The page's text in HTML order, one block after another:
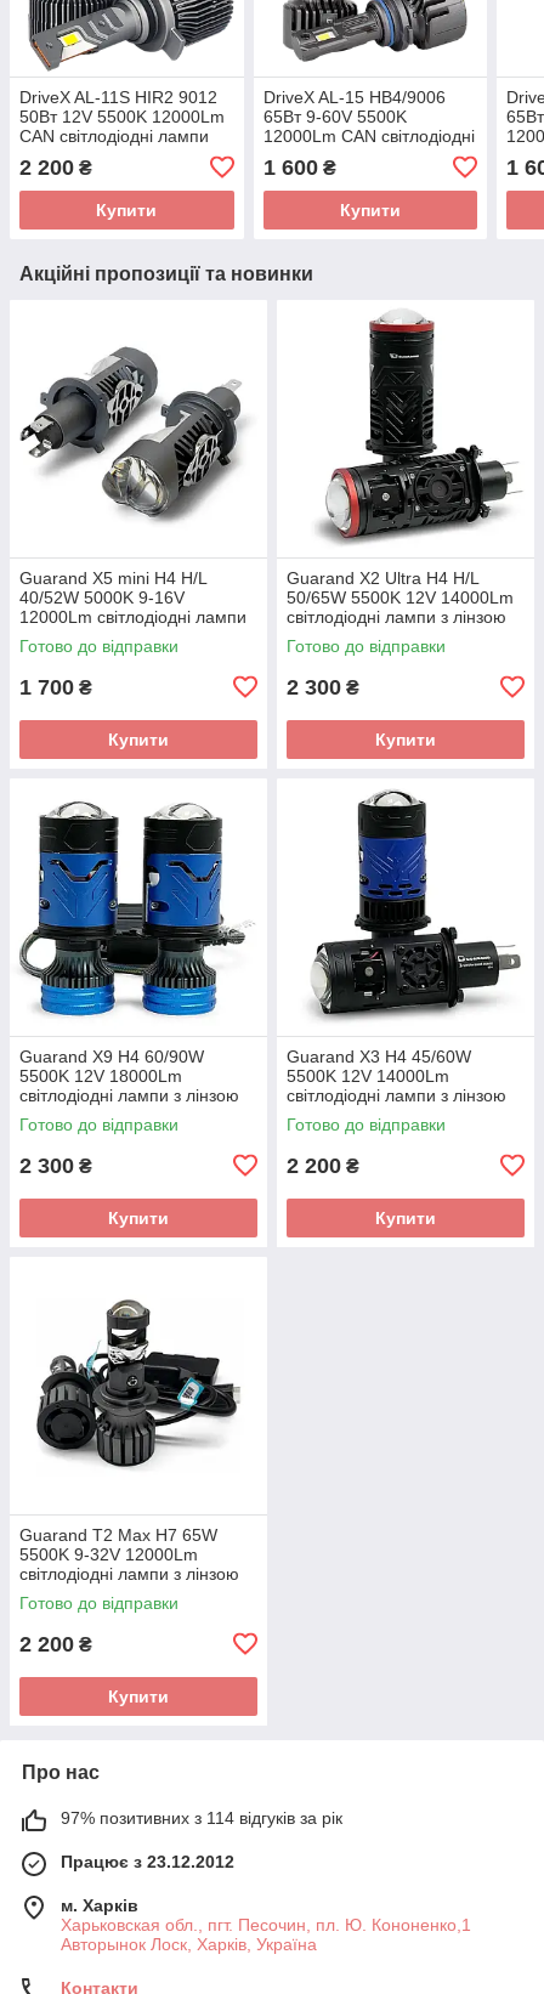
DriveX AL-11S HIR2 9012
50Вт 12V 5500K 12000Lm
CAN світлодіодні лампи
2 200 ₴
Купити
DriveX AL-15 HB4/9006
65Вт 9-60V 5500K
12000Lm CAN світлодіодні
1 600₴
Купити
1
Акційні пропозиції та новинки
Guarand X5 mini H4 H/L
40/52W 5000K 9-16V
12000Lm світлодіодні лампи
з лінзою
Готово до відправки
1 700 ₴
Купити
Guarand X2 Ultra H4 H/L
50/65W 5500K 12V 14000Lm
світлодіодні лампи з лінзою
Готово до відправки
2 300 ₴
Купити
Guarand X9 H4 60/90W
5500K 12V 18000Lm
світлодіодні лампи з лінзою
Готово до відправки
2 300 ₴
Купити
Guarand X3 H4 45/60W
5500K 12V 14000Lm
світлодіодні лампи з лінзою
Готово до відправки
2 200 ₴
Купити
Guarand T2 Max H7 65W
5500K 9-32V 12000Lm
світлодіодні лампи з лінзою
Готово до відправки
2 200 ₴
Купити
Про нас
97% позитивних з 114 відгуків за рік
Працює з 23.12.2012
м. Харків
Харьковская обл., пгт. Песочин, пл. Ю. Кононенко,1
Авторынок Лоск, Харків, Україна
Контакти